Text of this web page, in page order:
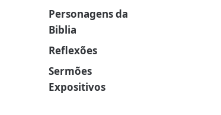
Personagens da
Biblia
Reflexões
Sermões
Expositivos